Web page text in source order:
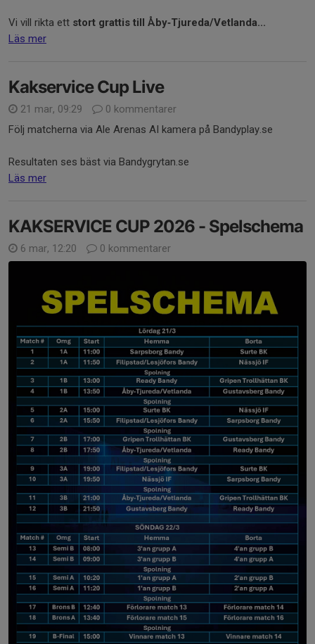
Vi vill rikta ett stort grattis till Åby‑Tjureda/Vetlanda...
Läs mer
Kakservice Cup Live
21 mar, 09:29
0 kommentarer
Följ matcherna via Ale Arenas AI kamera på Bandyplay.se
Resultaten ses bäst via Bandygrytan.se
Läs mer
KAKSERVICE CUP 2026 - Spelschema
6 mar, 12:20 0 kommentarer